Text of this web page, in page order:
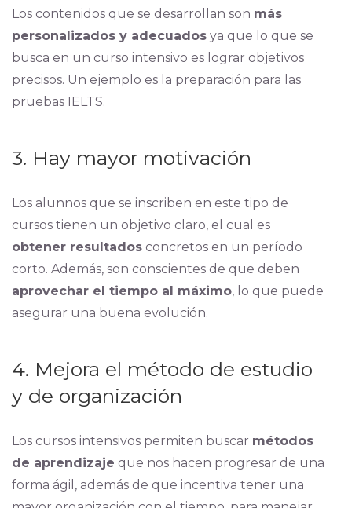
Los contenidos que se desarrollan son más
personalizados y adecuadosya que lo que se
busca en un curso intensivo es lograr objetivos
precisos. Un ejemplo es la preparación para las
pruebas IELTS.
3. Hay mayor motivación
Los alunnos que se inscriben en este tipo de
cursos tienen un objetivo claro, el cual es
obtener resultadosconcretos en un período
corto. Además, son conscientes de que deben
aprovechar el tiempo al máximo, lo que puede
asegurar una buena evolución.
4. Mejora el método de estudio
y de organización
Los cursos intensivos permiten buscar métodos
de aprendizaje que nos hacen progresar de una
forma ágil, además de que incentiva tener una